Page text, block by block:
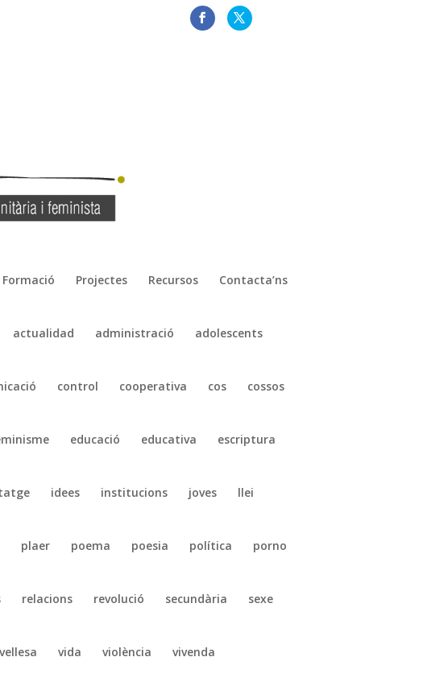
Formació Projectes Recursos Contacta’ns
actualidad administració adolescents
control cooperativa cos cossos
educació educativa escriptura
idees institucions joves llei
plaer poema poesia política porno
relacions revolució secundària sexe
vellesa vida violència vivenda